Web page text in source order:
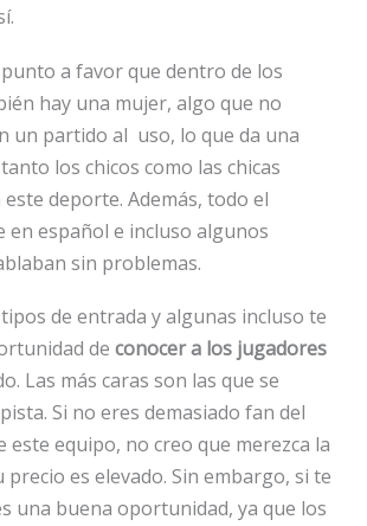
a favor que dentro de los
hay una mujer, algo que no
un partido al uso, lo que da una
los chicos como las chicas
deporte. Además, todo el
en español e incluso algunos
sin problemas.
de entrada y algunas incluso te
de conocer a los jugadores
Las más caras son las que se
Si no eres demasiado fan del
este equipo, no creo que merezca la
precio es elevado. Sin embargo, si te
una buena oportunidad, ya que los